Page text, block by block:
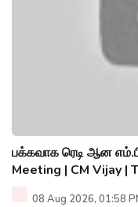
பக்கவாக ரெடி ஆன
Meeting | CM Vijay |
08 Aug 2026, 01:58